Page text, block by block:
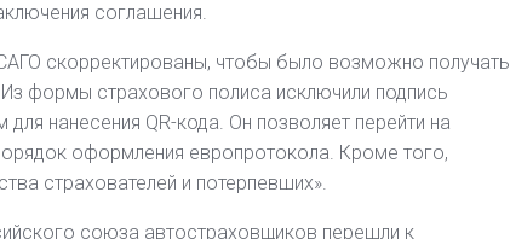
соглашения.
скорректированы, чтобы было возможно получать
формы страхового полиса исключили подпись
нанесения QR-кода. Он позволяет перейти на
оформления европротокола. Кроме того,
страхователей и потерпевших».
союза автостраховщиков перешли к